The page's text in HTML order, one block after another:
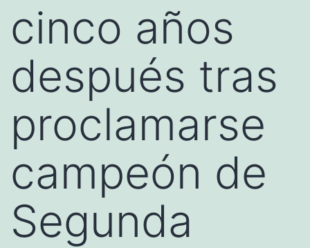
cinco años
después tras
proclamarse
campeón de
Segunda